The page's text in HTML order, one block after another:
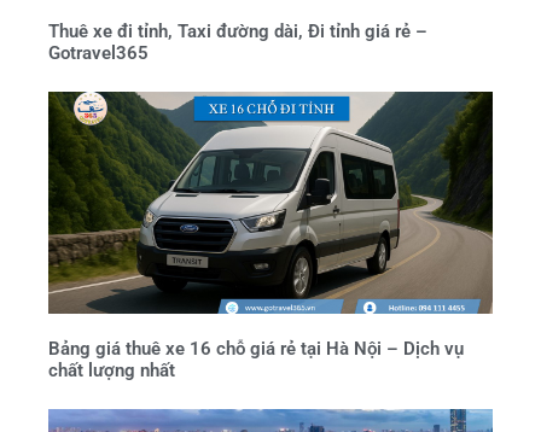
Thuê xe đi tỉnh, Taxi đường dài, Đi tỉnh giá rẻ –
Gotravel365
Bảng giá thuê xe 16 chỗ giá rẻ tại Hà Nội – Dịch vụ
chất lượng nhất